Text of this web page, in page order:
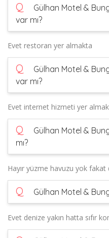
Q
Gülhan Motel &
var mı?
Evet restoran yer almakta
Q
Gülhan Motel &
var mı?
Evet internet hizmeti yer
Q
Gülhan Motel &
mı?
Hayır yüzme havuzu yok
Q Gülhan Motel &
Evet denize yakın hatta sıfır